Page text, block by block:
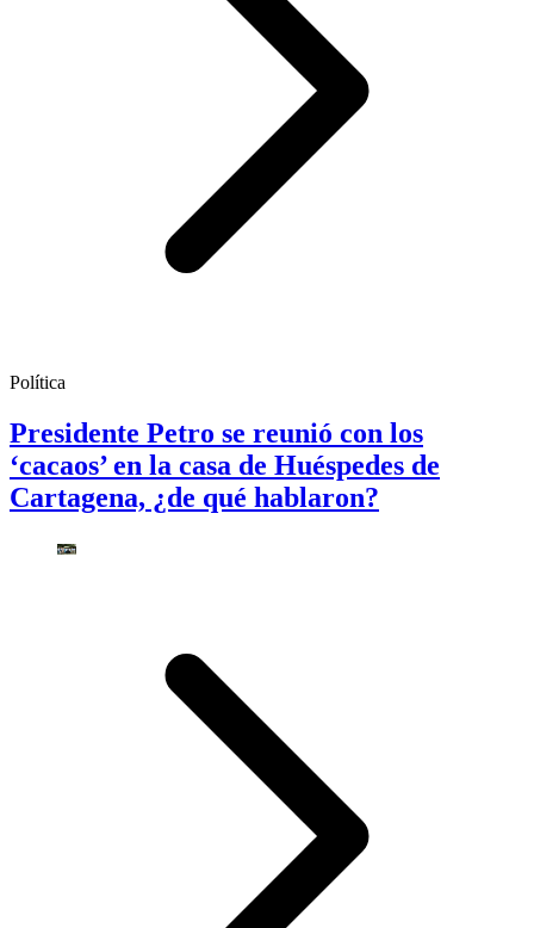
Política
Presidente Petro se reunió con los
‘cacaos’ en la casa de Huéspedes de
Cartagena, ¿de qué hablaron?